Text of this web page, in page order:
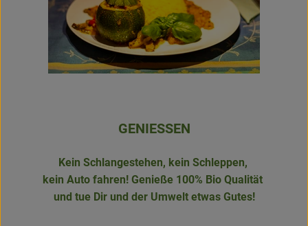
GENIESSEN
Kein Schlangestehen, kein Schleppen,
kein Auto fahren! Genieße 100% Bio Qualität
und tue Dir und der Umwelt etwas Gutes!